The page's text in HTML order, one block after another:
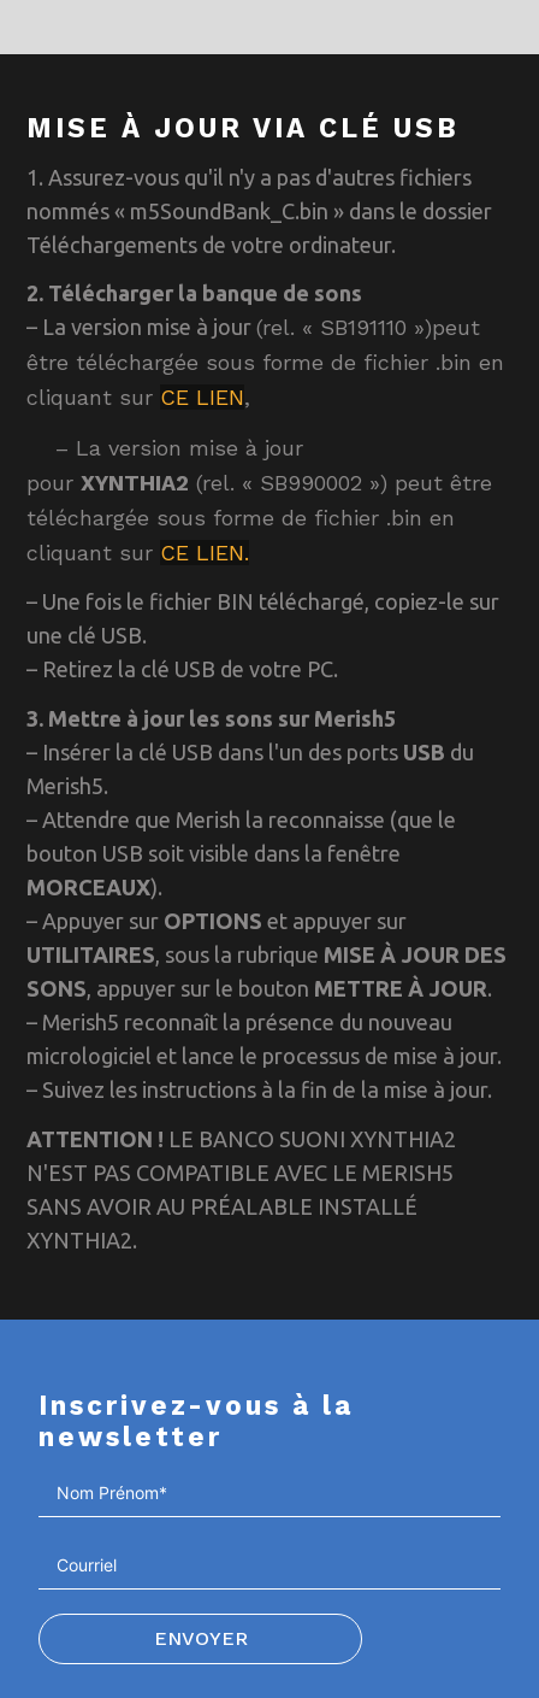
MISE À JOUR VIA CLÉ USB
1. Assurez-vous qu'il n'y a pas d'autres fichiers
nommés « m5SoundBank_C.bin » dans le dossier
Téléchargements de votre ordinateur.
2. Télécharger la banque de sons
– La version mise à jour(rel. « SB191110 »)peut
être téléchargée sous forme de fichier .bin en
cliquant sur CE LIEN,
– La version mise à jour
pourXYNTHIA2 (rel. « SB990002 ») peut être
téléchargée sous forme de fichier .bin en
cliquant sur CE LIEN.
– Une fois le fichier BIN téléchargé, copiez-le sur
une clé USB.
– Retirez la clé USB de votre PC.
3. Mettre à jour les sons sur Merish5
– Insérer la clé USB dans l'un des ports USB du
Merish5.
– Attendre que Merish la reconnaisse (que le
bouton USB soit visible dans la fenêtre
MORCEAUX).
– Appuyer sur OPTIONS et appuyer sur
UTILITAIRES , sous la rubrique MISE À JOUR DES
SONS , appuyer sur le bouton METTRE À JOUR.
– Merish5 reconnaît la présence du nouveau
micrologiciel et lance le processus de mise à jour.
– Suivez les instructions à la fin de la mise à jour.
ATTENTION ! LE BANCO SUONI XYNTHIA2
N'EST PAS COMPATIBLE AVEC LE MERISH5
SANS AVOIR AU PRÉALABLE INSTALLÉ
XYNTHIA2.
Inscrivez-vous à la
newsletter
ENVOYER